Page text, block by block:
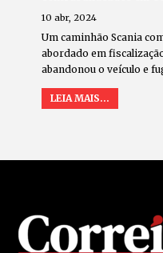
10 abr, 2024
Um caminhão Scania
abordado em
abandonou o veículo e
LEIA MAIS...